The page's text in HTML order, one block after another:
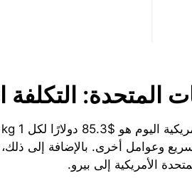
المتحدة: التكلفة
وعوامل أخرى. بالإضافة إلى